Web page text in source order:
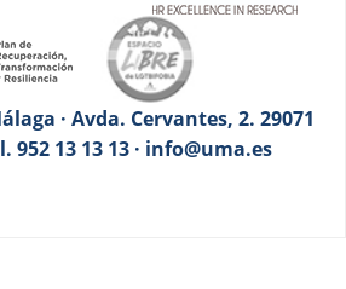
· Avda. Cervantes, 2. 29071
952 13 13 13 · info@uma.es